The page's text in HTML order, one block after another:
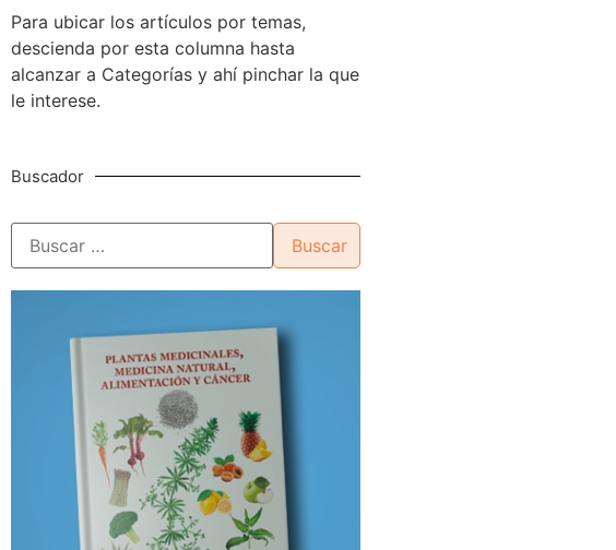
Para ubicar los artículos por temas,
descienda por esta columna hasta
alcanzar a Categorías y ahí pinchar la que
le interese.
Buscador